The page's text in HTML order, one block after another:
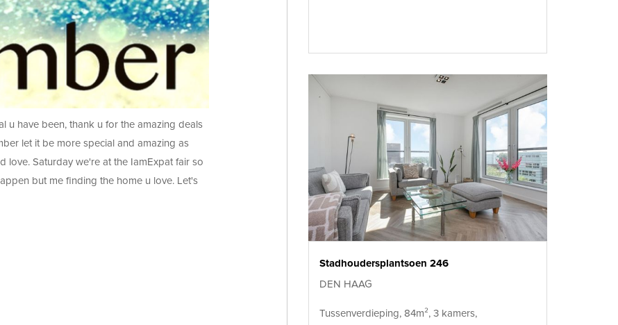
have been, thank u for the amazing deals
let it be more special and amazing as
love. Saturday we're at the IamExpat fair so
but me finding the home u love. Let's
Stadhoudersplantsoen 246
DEN HAAG
Tussenverdieping, 84m², 3 kamers,